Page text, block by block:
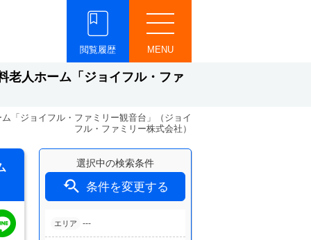
MENU
閲覧履歴
老人ホーム「ジョイフル・ファ
「ジョイフル・ファミリー観音台」（ジョイ
フル・ファミリー株式会社）
選択中の検索条件
 条件を変更する
エリア ---